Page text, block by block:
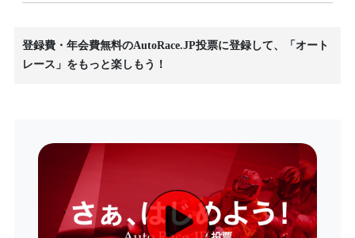
登録費・年会費無料のAutoRace.JP投票に登録して、「オート
レース」をもっと楽しもう！